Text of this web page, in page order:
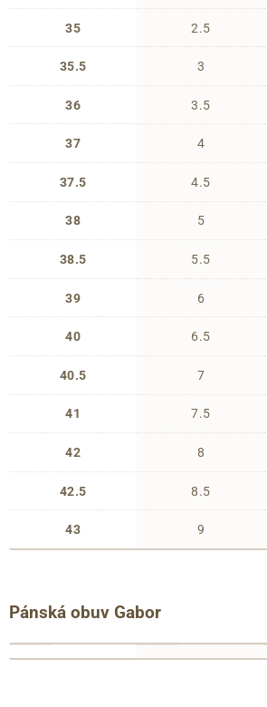
35
35.5
36
37
37.5
38
38.5
39
40
40.5
41
42
42.5
43
2.5
3
3.5
4
4.5
5
5.5
6
6.5
7
7.5
8
8.5
9
Pánská obuv Gabor
francouzské
anglické